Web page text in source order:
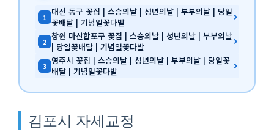
1 대전 동구 꽃집 | 스승의날 | 성년의날 | 부부의날 | 당일
꽃배달 | 기념일꽃다발
2 창원 마산합포구 꽃집 | 스승의날 | 성년의날 | 부부의날
| 당일꽃배달 | 기념일꽃다발
3 영주시 꽃집 | 스승의날 | 성년의날 | 부부의날 | 당일꽃
배달 | 기념일꽃다발
김포시 자세교정